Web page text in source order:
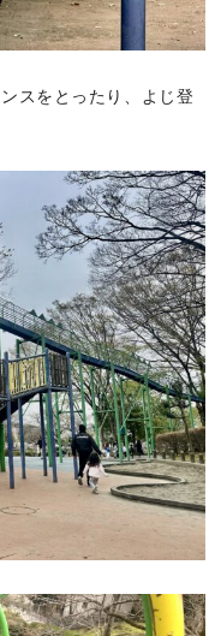
スをとったり、よじ登